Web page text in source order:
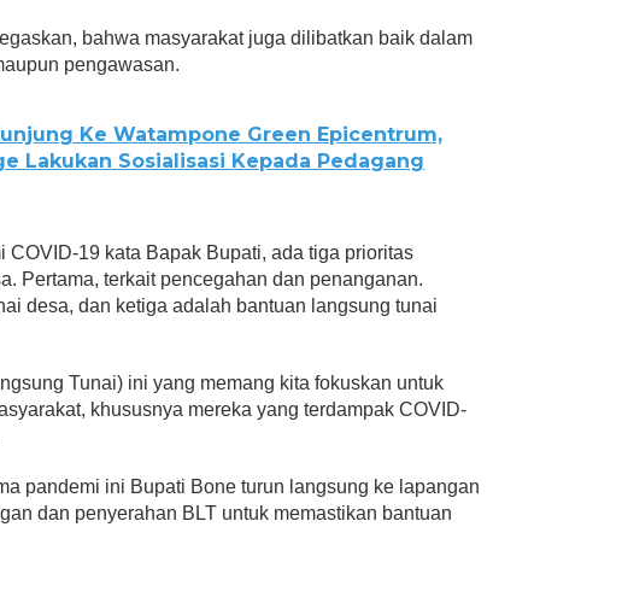
bahwa masyarakat juga dilibatkan baik dalam
pengawasan.
Ke Watampone Green Epicentrum,
Lakukan Sosialisasi Kepada Pedagang
COVID-19 kata Bapak Bupati, ada tiga prioritas
Pertama, terkait pencegahan dan penanganan.
desa, dan ketiga adalah bantuan langsung tunai
Tunai) ini yang memang kita fokuskan untuk
khususnya mereka yang terdampak COVID-
pandemi ini Bupati Bone turun langsung ke lapangan
dan penyerahan BLT untuk memastikan bantuan